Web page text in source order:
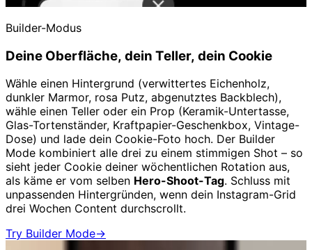
Builder-Modus
Deine Oberfläche, dein Teller, dein Cookie
Wähle einen Hintergrund (verwittertes Eichenholz,
dunkler Marmor, rosa Putz, abgenutztes Backblech),
wähle einen Teller oder ein Prop (Keramik-Untertasse,
Glas-Tortenständer, Kraftpapier-Geschenkbox, Vintage-
Dose) und lade dein Cookie-Foto hoch. Der Builder
Mode kombiniert alle drei zu einem stimmigen Shot – so
sieht jeder Cookie deiner wöchentlichen Rotation aus,
als käme er vom selben Hero-Shoot-Tag. Schluss mit
unpassenden Hintergründen, wenn dein Instagram-Grid
drei Wochen Content durchscrollt.
Try Builder Mode→